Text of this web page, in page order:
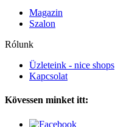
Magazin
Szalon
Rólunk
Üzleteink - nice shops
Kapcsolat
Kövessen minket itt: